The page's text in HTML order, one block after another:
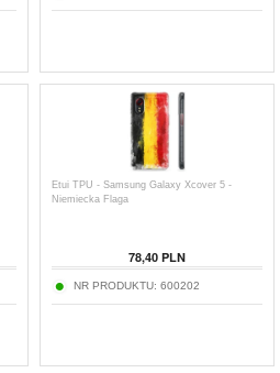
Etui TPU - Samsung Galaxy Xcover 5 -
Niemiecka Flaga
78,40 PLN
NR PRODUKTU: 600202